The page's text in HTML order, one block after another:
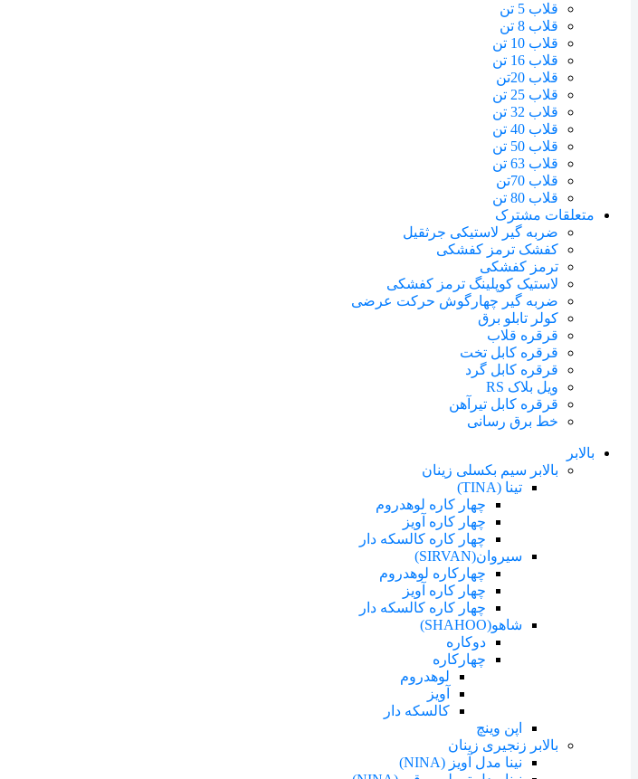
قلاب 5 تن
قلاب 8 تن
قلاب 10 تن
قلاب 16 تن
قلاب 20تن
قلاب 25 تن
قلاب 32 تن
قلاب 40 تن
قلاب 50 تن
قلاب 63 تن
قلاب 70تن
قلاب 80 تن
متعلقات مشترک
ضربه گیر لاستیکی جرثقیل
کفشک ترمز کفشکی
ترمز کفشکی
لاستیک کوپلینگ ترمز کفشکی
ضربه گیر چهارگوش حرکت عرضی
کولر تابلو برق
قرقره قلاب
قرقره کابل تخت
قرقره کابل گرد
ویل بلاک RS
قرقره کابل تیرآهن
خط برق رسانی
بالابر
بالابر سیم بکسلی زینان
تینا (TINA)
چهار کاره لوهدروم
چهار کاره آویز
چهار کاره کالسکه دار
سیروان(SIRVAN)
چهارکاره لوهدروم
چهار کاره آویز
چهار کاره کالسکه دار
شاهو(SHAHOO)
دوکاره
چهارکاره
لوهدروم
آویز
کالسکه دار
اپن وینچ
بالابر زنجیری زینان
نینا مدل آویز (NINA)